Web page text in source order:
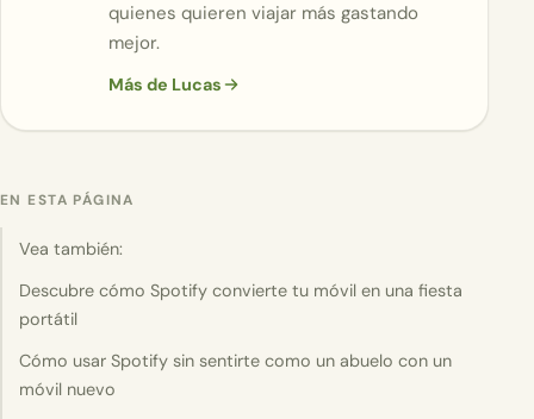
quienes quieren viajar más gastando
mejor.
Más de Lucas
EN ESTA PÁGINA
Vea también:
Descubre cómo Spotify convierte tu móvil en una fiesta
portátil
Cómo usar Spotify sin sentirte como un abuelo con un
móvil nuevo